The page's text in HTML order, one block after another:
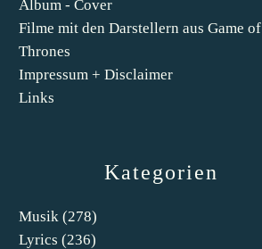
Kategorien
Musik (278)
Lyrics (236)
Album - Cover
Filme mit den Darstellern aus Game of
Thrones
Impressum + Disclaimer
Links